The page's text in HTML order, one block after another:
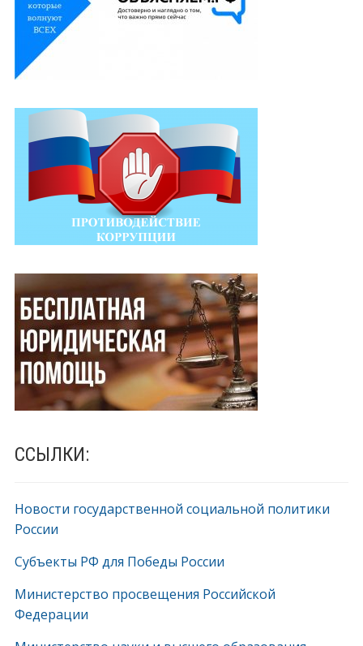
ССЫЛКИ:
Новости государственной социальной политики
России
Субъекты РФ для Победы России
Министерство просвещения Российской
Федерации